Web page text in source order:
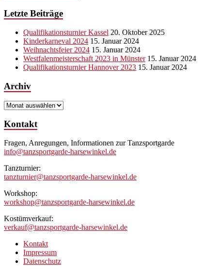
Letzte Beiträge
Qualifikationsturnier Kassel 20. Oktober 2025
Kinderkarneval 2024 15. Januar 2024
Weihnachtsfeier 2024 15. Januar 2024
Westfalenmeisterschaft 2023 in Münster 15. Januar 2024
Qualifikationsturnier Hannover 2023 15. Januar 2024
Archiv
Archiv
Kontakt
Fragen, Anregungen, Informationen zur Tanzsportgarde
info@tanzsportgarde-harsewinkel.de
Tanzturnier:
tanzturnier@tanzsportgarde-harsewinkel.de
Workshop:
workshop@tanzsportgarde-harsewinkel.de
Kostümverkauf:
verkauf@tanzsportgarde-harsewinkel.de
Kontakt
Impressum
Datenschutz